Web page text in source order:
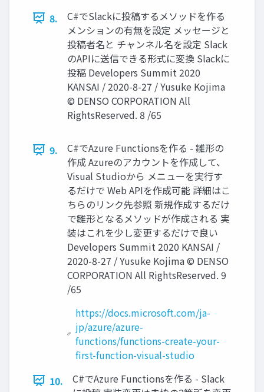
8.
C#でSlackに投稿するメソッドを作る
メンションの有無を設定 メッセージと
投稿者名と チャンネル名を設定 Slack
のAPIに送信できる形式に変換 Slackに
投稿 Developers Summit 2020
KANSAI / 2020-8-27 / Yusuke Kojima
© DENSO CORPORATION All
RightsReserved. 8 /65
9.
C#でAzure Functionsを作る - 雛形の
作成 Azureのアカウントを作成して、
Visual Studioから メニューを実行す
るだけで Web APIを作成可能 詳細はこ
ちらのリンク先参照 新規作成するだけ
で雛形となるメソッドが作成される 実
装はこれを少し変更するだけで良い
Developers Summit 2020 KANSAI /
2020-8-27 / Yusuke Kojima © DENSO
CORPORATION All RightsReserved. 9
/65
https://docs.microsoft.com/ja-
jp/azure/azure-
functions/functions-create-your-
first-function-visual-studio
10.
C#でAzure Functionsを作る - Slack